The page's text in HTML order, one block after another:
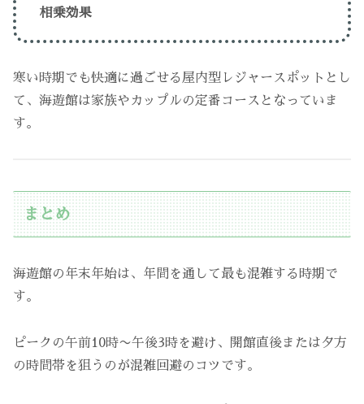
相乗効果
寒い時期でも快適に過ごせる屋内型レジャースポットとし
て、海遊館は家族やカップルの定番コースとなっていま
す。
まとめ
海遊館の年末年始は、年間を通して最も混雑する時期で
す。
ピークの午前10時〜午後3時を避け、開館直後または夕方
の時間帯を狙うのが混雑回避のコツです。